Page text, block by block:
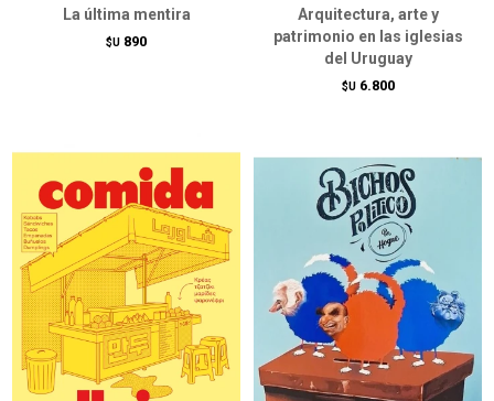
La última mentira
$U 890
Arquitectura, arte y
patrimonio en las iglesias
del Uruguay
$U 6.800